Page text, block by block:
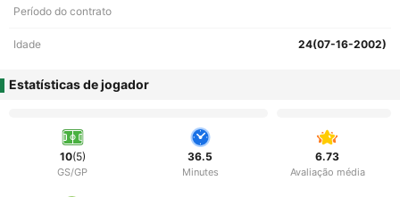
Período do contrato
Idade 24(07-16-2002)
Estatísticas de jogador
10(5)
GS/GP
36.5
Minutes
6.73
Avaliação média